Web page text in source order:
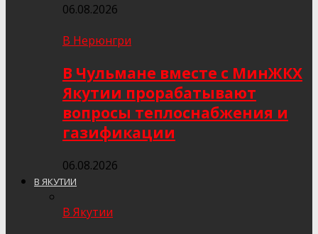
06.08.2026
В Нерюнгри
В Чульмане вместе с МинЖКХ
Якутии прорабатывают
вопросы теплоснабжения и
газификации
06.08.2026
В ЯКУТИИ
В Якутии